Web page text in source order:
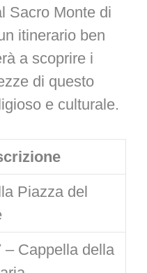
Sacro Monte di
itinerario ben
a scoprire i
di questo
e culturale.
Piazza del
– Cappella della